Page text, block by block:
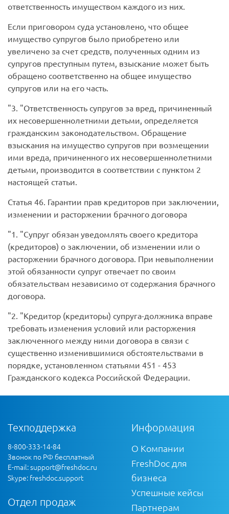
ответственность имуществом каждого из них.
Если приговором суда установлено, что общее
имущество супругов было приобретено или
увеличено за счет средств, полученных одним из
супругов преступным путем, взыскание может быть
обращено соответственно на общее имущество
супругов или на его часть.
3.
Ответственность супругов за вред, причиненный
их несовершеннолетними детьми, определяется
гражданским законодательством. Обращение
взыскания на имущество супругов при возмещении
ими вреда, причиненного их несовершеннолетними
детьми, производится в соответствии с пунктом 2
настоящей статьи.
Статья 46. Гарантии прав кредиторов при заключении,
изменении и расторжении брачного договора
1.
Супруг обязан уведомлять своего кредитора
(кредиторов) о заключении, об изменении или о
расторжении брачного договора. При невыполнении
этой обязанности супруг отвечает по своим
обязательствам независимо от содержания брачного
договора.
2.
Кредитор (кредиторы) супруга-должника вправе
требовать изменения условий или расторжения
заключенного между ними договора в связи с
существенно изменившимися обстоятельствами в
порядке, установленном статьями 451 - 453
Гражданского кодекса Российской Федерации.
Техподдержка
8-800-333-14-84
Звонок по РФ бесплатный
E-mail:support@freshdoc.ru
Skype: freshdoc.support
Отдел продаж
Информация
О Компании
FreshDoc для
бизнеса
Успешные кейсы
Партнерам